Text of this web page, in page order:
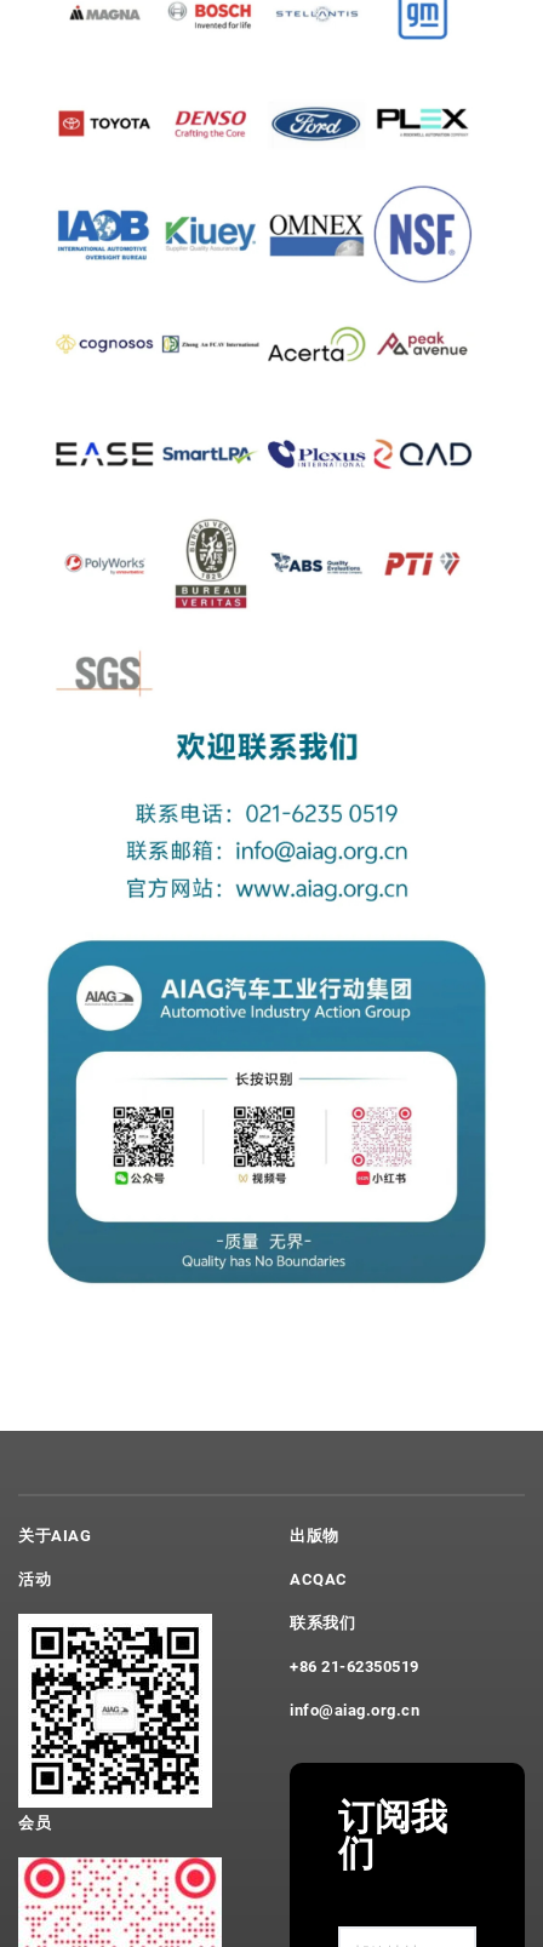
关于AIAG
活动
会员
出版物
ACQAC
联系我们
+86 21-62350519
info@aiag.org.cn
订阅我
们